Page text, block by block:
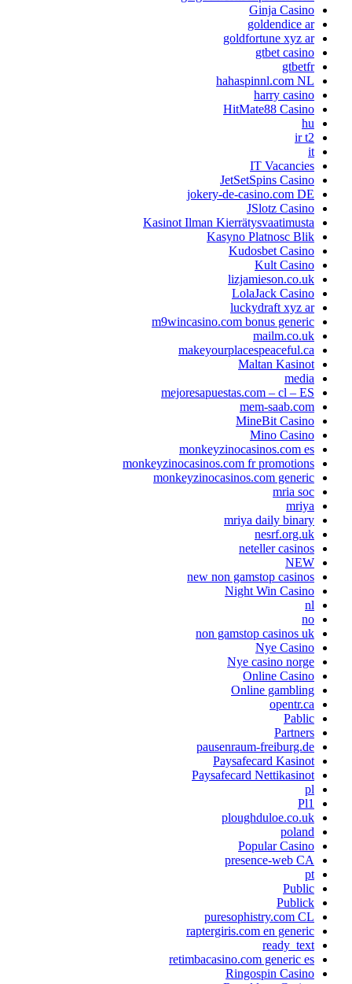
Ginja Casino
goldendice ar
goldfortune xyz ar
gtbet casino
gtbetfr
hahaspinnl.com NL
harry casino
HitMate88 Casino
hu
ir t2
it
IT Vacancies
JetSetSpins Casino
jokery-de-casino.com DE
JSlotz Casino
Kasinot Ilman Kierrätysvaatimusta
Kasyno Platnosc Blik
Kudosbet Casino
Kult Casino
lizjamieson.co.uk
LolaJack Casino
luckydraft xyz ar
m9wincasino.com bonus generic
mailm.co.uk
makeyourplacespeaceful.ca
Maltan Kasinot
media
mejoresapuestas.com – cl – ES
mem-saab.com
MineBit Casino
Mino Casino
monkeyzinocasinos.com es
monkeyzinocasinos.com fr promotions
monkeyzinocasinos.com generic
mria soc
mriya
mriya daily binary
nesrf.org.uk
neteller casinos
NEW
new non gamstop casinos
Night Win Casino
nl
no
non gamstop casinos uk
Nye Casino
Nye casino norge
Online Casino
Online gambling
opentr.ca
Pablic
Partners
pausenraum-freiburg.de
Paysafecard Kasinot
Paysafecard Nettikasinot
pl
Pl1
ploughduloe.co.uk
poland
Popular Casino
presence-web CA
pt
Public
Publick
puresophistry.com CL
raptergiris.com en generic
ready_text
retimbacasino.com generic es
Ringospin Casino